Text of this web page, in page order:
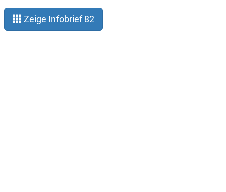
Zeige Infobrief 82